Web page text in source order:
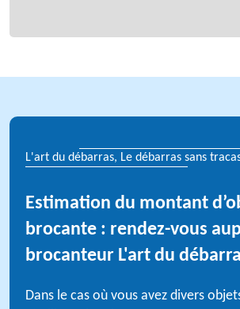
L'art du débarras, Le débarras sans
Estimation du montant
brocante : rendez-vous
brocanteur L'art du
Dans le cas où vous avez divers